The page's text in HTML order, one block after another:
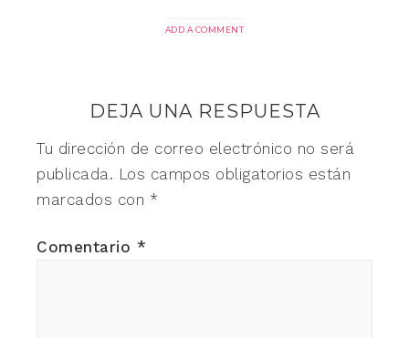
ADD A COMMENT
DEJA UNA RESPUESTA
Tu dirección de correo electrónico no será
publicada. Los campos obligatorios están
marcados con *
Comentario *